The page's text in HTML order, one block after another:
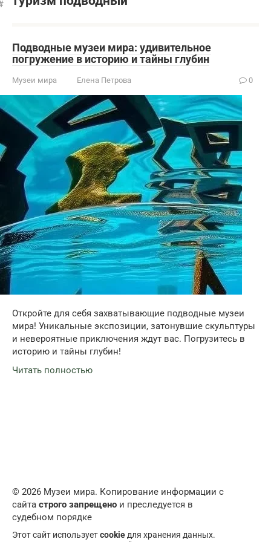
Подводные музеи мира: удивительное
погружение в историю и тайны глубин
Музеи мира Елена Петрова 0
Откройте для себя захватывающие подводные музеи
мира! Уникальные экспозиции, затонувшие скульптуры
и невероятные приключения ждут вас. Погрузитесь в
историю и тайны глубин!
Читать полностью
© 2026 Музеи мира. Копирование информации с
сайта строго запрещено и преследуется в
судебном порядке
Этот сайт используетcookie для хранения данных.